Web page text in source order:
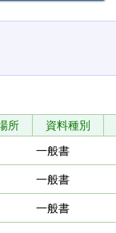
所 資料種別
一般書
一般書
一般書